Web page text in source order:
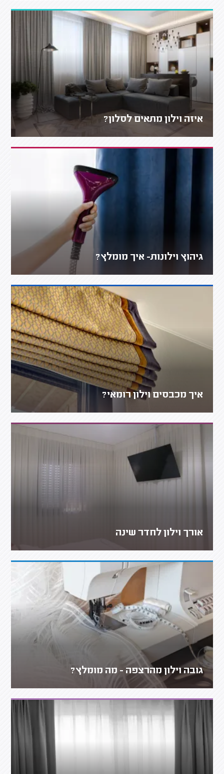
איזה וילון מתאים לסלון?
גיהוץ וילונות- איך מומלץ?
איך מכבסים וילון רומאי?
אורך וילון לחדר שינה
גובה וילון מהרצפה - מה מומלץ?